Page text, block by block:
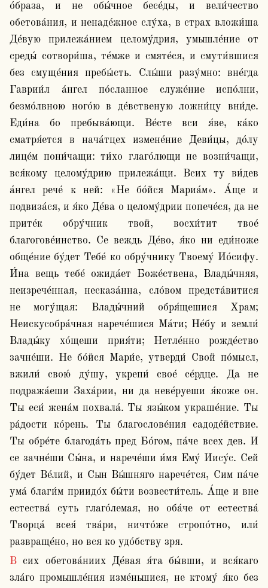
о́браза, и не обы́чное бесе́ды, и вели́чество
обетова́ния, и ненаде́жное слу́ха, в страх вложи́ша
Де́вую прилежа́нием целому́дрия, умышле́ние от
среды́ сотвори́ша, те́мже и смяте́ся, и смути́вшися
без смуще́ния пребы́сть. Слы́ши разу́мно: вне́гда
Гаврии́л а́нгел по́сланное служе́ние испо́лни,
безмо́лвною ного́ю в де́вственую ложни́цу вни́де.
Еди́на бо пребыва́ющи. Ве́сте вси я́ве, ка́ко
сматря́ется в нача́тцех измене́ние Деви́цы, до́лу
лице́м пони́чащи: ти́хо глаго́лющи не возни́чащи,
вся́кому целому́дрию прилежа́щи. Всих ту ви́дев
а́нгел рече́ к ней: «Не бо́йся Мариа́м». А́ще и
подвиза́ся, и я́ко Де́ва о целому́дрии попече́ся, да не
прите́к обру́чник твой, восхи́тит твое́
благогове́инство. Се веждь Де́во, я́ко ни еди́ноже
обще́ние бу́дет Тебе́ ко обру́чнику Твоему́ Ио́сифу.
И́на вещь тебе́ ожида́ет Боже́ствена, Влады́чняя,
неизрече́нная, несказа́нна, сло́вом предста́витися
не могу́щая: Влады́чний обря́щешися Храм;
Неискусобра́чная нарече́шися Ма́ти; Не́бу и земли́
Влады́ку хо́щеши прия́ти; Нетле́нно рожде́ство
зачне́ши. Не бо́йся Мари́е, утверди́ Свой по́мысл,
вжили́ свою́ ду́шу, укрепи́ свое́ се́рдце. Да не
подража́еши Заха́рии, ни да неве́руеши я́коже он.
Ты еси́ жена́м похвала́. Ты язы́ком украше́ние. Ты
ра́дости ко́рень. Ты благослове́ния садоде́йствие.
Ты обре́те благода́ть пред Бо́гом, па́че всех дев. И
се зачне́ши Сы́на, и нарече́ши и́мя Ему́ Иису́с. Сей
бу́дет Ве́лий, и Сын Вы́шняго нарече́тся, Сим па́че
ума́ благи́м приидо́х бы́ти возвести́тель. А́ще и вне
естества́ суть глаго́лемая, но оба́че от естества́
Творца́ всея́ тва́ри, ничто́же стропо́тно, или́
развраще́но, но вся ко удо́бству зря.
В сих обетова́ниих Де́вая я́та бы́вши, и вся́каго
зла́го промышле́ния изме́ньшися, не ктому́ я́ко без